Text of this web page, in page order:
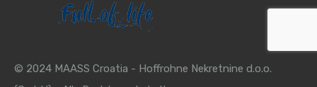
© 2024 MAASS Croatia - Hoffrohne Nekretnine d.o.o.